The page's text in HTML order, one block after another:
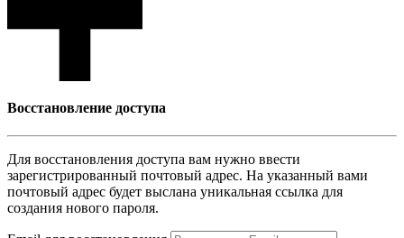
Восcтановление доступа
Для восcтановления доступа вам нужно ввести
зарегистрированный почтовый адрес. На указанный вами
почтовый адрес будет выслана уникальная ссылка для
создания нового пароля.